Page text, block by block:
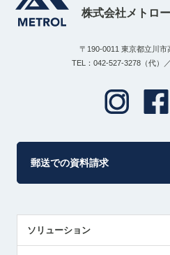
株式会社メトロ
〒190-0011 東京都立川
TEL：042-527-3278（代）
郵送での資料請求
ソリューション